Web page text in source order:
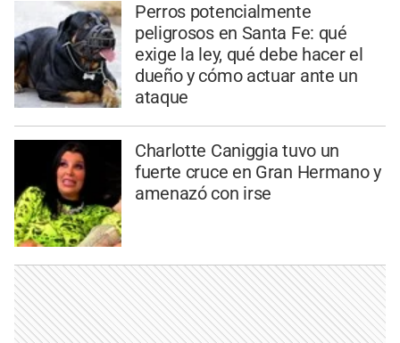
Perros potencialmente
peligrosos en Santa Fe: qué
exige la ley, qué debe hacer el
dueño y cómo actuar ante un
ataque
Charlotte Caniggia tuvo un
fuerte cruce en Gran Hermano y
amenazó con irse